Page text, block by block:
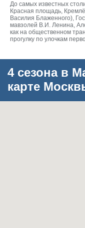
До самых известных
Красная площадь,
Василия Блаженного),
мавзолей В.И. Ленина,
как на общественном
прогулку по улочкам
4 сезона в
карте